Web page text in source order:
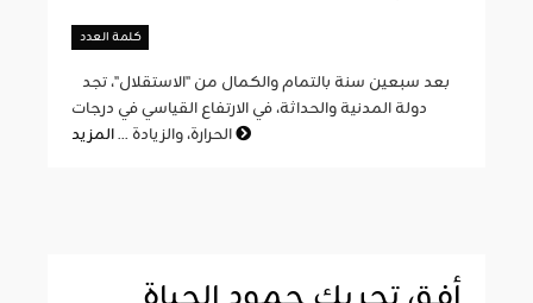
كلمة العدد
دولة المدنية والحداثة، في الارتفاع القياسي في درجات
الحرارة، والزيادة ...